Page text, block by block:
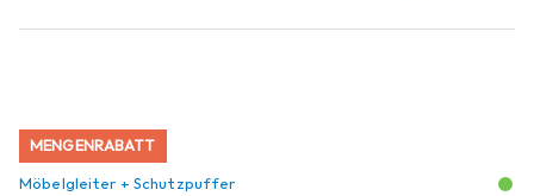
MENGENRABATT
Möbelgleiter + Schutzpuffer